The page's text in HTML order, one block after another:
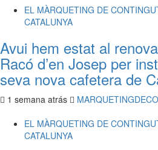
EL MÀRQUETING DE
CATALUNYA
Avui hem estat al
Racó d’en Josep per
seva nova cafetera de
1 semana atrás
EL MÀRQUETING DE
CATALUNYA